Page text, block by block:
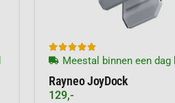

Meestal binnen een dag
Rayneo JoyDock
129,-